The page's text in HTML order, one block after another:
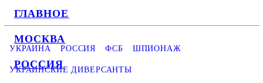
ГЛАВНОЕ
МОСКВА
РОССИЯ
УКРАИНА РОССИЯ ФСБ ШПИОНАЖ
УКРАИНСКИЕ ДИВЕРСАНТЫ